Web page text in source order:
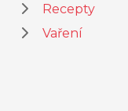
Recepty
Vaření